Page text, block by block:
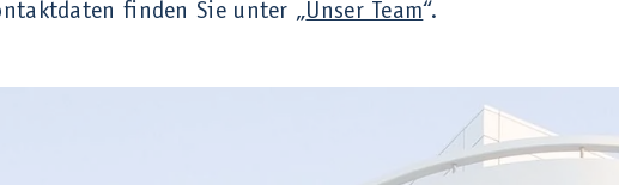
finden Sie unter „Unser Team“.